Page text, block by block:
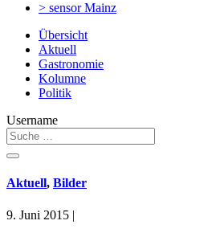
> sensorMainz
Übersicht
Aktuell
Gastronomie
Kolumne
Politik
Username
Aktuell, Bilder
9. Juni 2015 |